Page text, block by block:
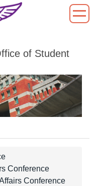
of Student
Conference
Conference